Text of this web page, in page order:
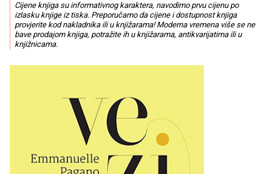
Cijene knjiga su informativnog karaktera, navodimo prvu cijenu po
izlasku knjige iz tiska. Preporučamo da cijene i dostupnost knjiga
provjerite kod nakladnika ili u knjižarama! Moderna vremena više se ne
bave prodajom knjiga, potražite ih u knjižarama, antikvarijatima ili u
knjižnicama.